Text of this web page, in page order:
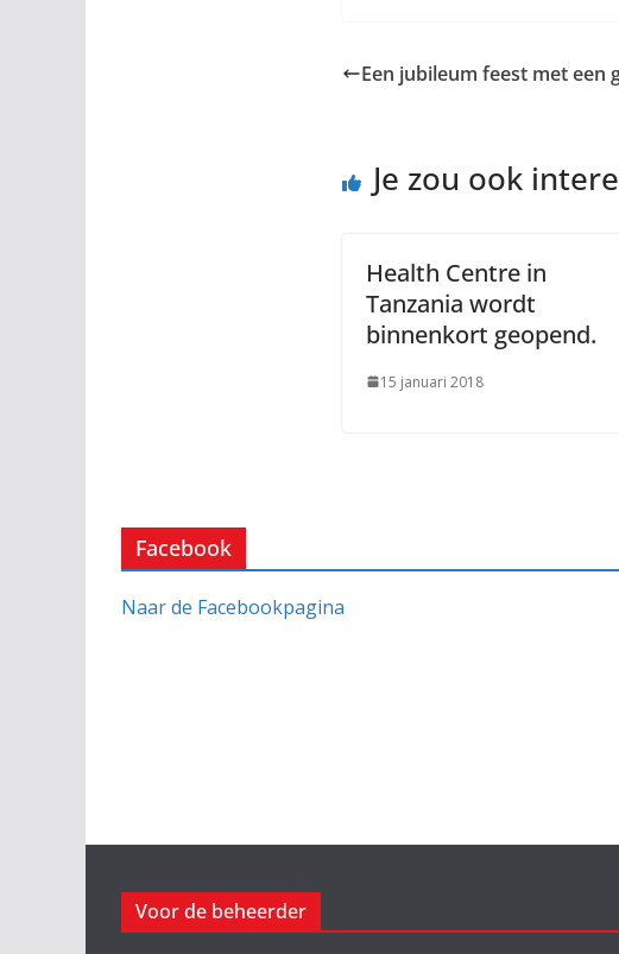
Een jubileum feest met een
Je zou ook
Health Centre in
Tanzania wordt
binnenkort geopend.
15 januari 2018
Facebook
Naar de Facebookpagina
Voor de beheerder